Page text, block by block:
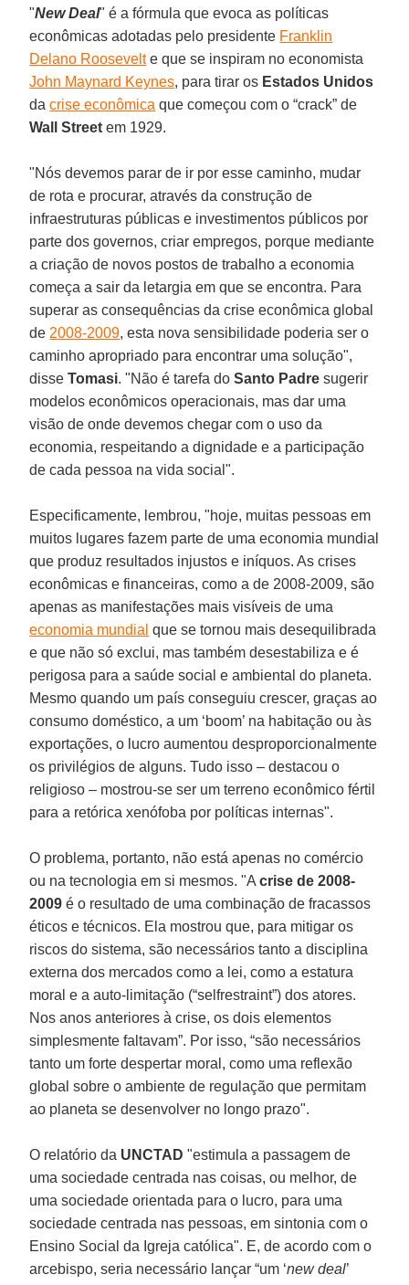
"New Deal" é a fórmula que evoca as políticas
econômicas adotadas pelo presidente Franklin
Delano Roosevelte que se inspiram no economista
John Maynard Keynes, para tirar os Estados Unidos
dacrise econômica que começou com o “crack” de
Wall Streetem 1929.
"Nós devemos parar de ir por esse caminho, mudar
de rota e procurar, através da construção de
infraestruturas públicas e investimentos públicos por
parte dos governos, criar empregos, porque mediante
a criação de novos postos de trabalho a economia
começa a sair da letargia em que se encontra. Para
superar as consequências da crise econômica global
de 2008-2009, esta nova sensibilidade poderia ser o
caminho apropriado para encontrar uma solução",
disseTomasi. "Não é tarefa doSanto Padre sugerir
modelos econômicos operacionais, mas dar uma
visão de onde devemos chegar com o uso da
economia, respeitando a dignidade e a participação
de cada pessoa na vida social".
Especificamente, lembrou, "hoje, muitas pessoas em
muitos lugares fazem parte de uma economia mundial
que produz resultados injustos e iníquos. As crises
econômicas e financeiras, como a de 2008-2009, são
apenas as manifestações mais visíveis de uma
economia mundial que se tornou mais desequilibrada
e que não só exclui, mas também desestabiliza e é
perigosa para a saúde social e ambiental do planeta.
Mesmo quando um país conseguiu crescer, graças ao
consumo doméstico, a um ‘boom’ na habitação ou às
exportações, o lucro aumentou desproporcionalmente
os privilégios de alguns. Tudo isso – destacou o
religioso – mostrou-se ser um terreno econômico fértil
para a retórica xenófoba por políticas internas".
O problema, portanto, não está apenas no comércio
ou na tecnologia em si mesmos. "Acrise de 2008-
2009 é o resultado de uma combinação de fracassos
éticos e técnicos. Ela mostrou que, para mitigar os
riscos do sistema, são necessários tanto a disciplina
externa dos mercados como a lei, como a estatura
moral e a auto-limitação (“selfrestraint”) dos atores.
Nos anos anteriores à crise, os dois elementos
simplesmente faltavam”. Por isso, “são necessários
tanto um forte despertar moral, como uma reflexão
global sobre o ambiente de regulação que permitam
ao planeta se desenvolver no longo prazo".
O relatório da UNCTAD "estimula a passagem de
uma sociedade centrada nas coisas, ou melhor, de
uma sociedade orientada para o lucro, para uma
sociedade centrada nas pessoas, em sintonia com o
Ensino Social da Igreja católica". E, de acordo com o
arcebispo, seria necessário lançar “um ‘new deal’